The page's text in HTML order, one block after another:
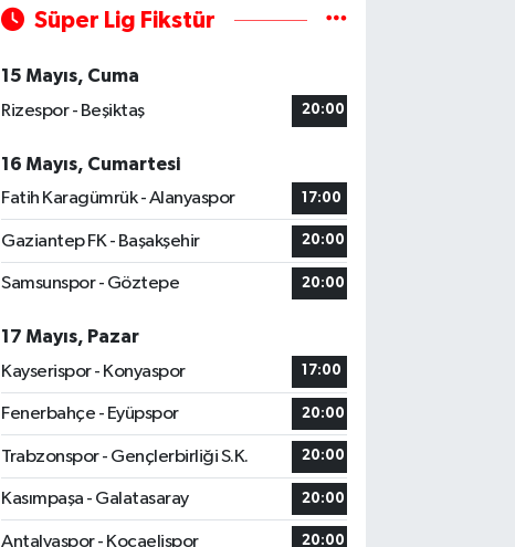
Süper Lig Fikstür
15 Mayıs, Cuma
Rizespor - Beşiktaş
20:00
16 Mayıs, Cumartesi
Fatih Karagümrük - Alanyaspor
17:00
Gaziantep FK - Başakşehir 20:00
Samsunspor - Göztepe 20:00
17 Mayıs, Pazar
Kayserispor - Konyaspor
17:00
Fenerbahçe - Eyüpspor 20:00
Trabzonspor - Gençlerbirliği S.K. 20:00
Kasımpaşa - Galatasaray 20:00
Antalyaspor - Kocaelispor 20:00